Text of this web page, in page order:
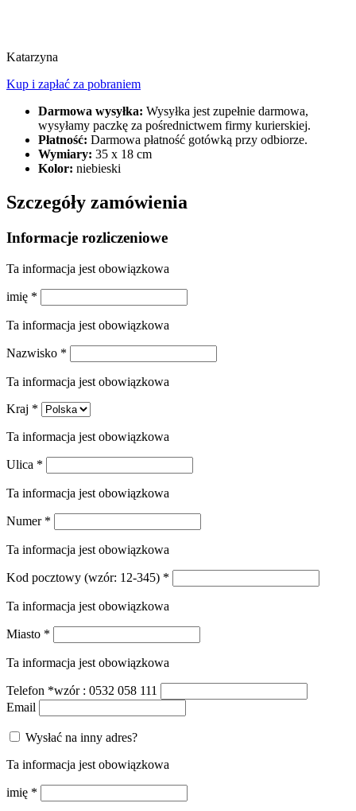
Katarzyna
Kup i zapłać za pobraniem
Darmowa wysyłka: Wysyłka jest zupełnie darmowa,
wysyłamy paczkę za pośrednictwem firmy kurierskiej.
Płatność: Darmowa płatność gotówką przy odbiorze.
Wymiary: 35 x 18 cm
Kolor: niebieski
Szczegóły zamówienia
Informacje rozliczeniowe
Ta informacja jest obowiązkowa
imię *
Ta informacja jest obowiązkowa
Nazwisko *
Ta informacja jest obowiązkowa
Kraj *
Ta informacja jest obowiązkowa
Ulica *
Ta informacja jest obowiązkowa
Numer *
Ta informacja jest obowiązkowa
Kod pocztowy (wzór: 12-345) *
Ta informacja jest obowiązkowa
Miasto *
Ta informacja jest obowiązkowa
Telefon *wzór : 0532 058 111
Email
Wysłać na inny adres?
Ta informacja jest obowiązkowa
imię *